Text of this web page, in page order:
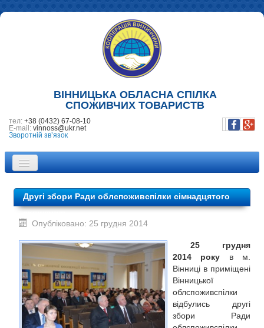
ВІННИЦЬКА ОБЛАСНА СПІЛКА
СПОЖИВЧИХ ТОВАРИСТВ
тел: +38 (0432) 67-08-10
E-mail: vinnoss@ukr.net
Зворотній зв’язок
НОВИНИ
ПІДПРИЄМСТВА
ФОТОГАЛЕРЕЯ
РЕКЛАМА
КОНТАКТИ
Другі збори Ради облспоживспілки сімнадцятого
скликання
Опубліковано: 25 грудня 2014
25 грудня
2014 року в м.
Вінниці в приміщені
Вінницької
облспоживспілки
відбулись другі
збори Ради